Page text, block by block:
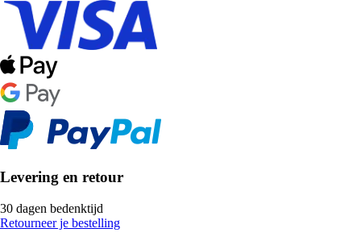
Levering en retour
30 dagen bedenktijd
Retourneer je bestelling